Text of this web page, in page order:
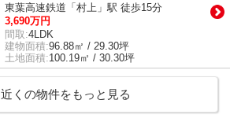
東葉高速鉄道「村上」駅 徒歩15分
3,690万円
間取:4LDK
建物面積:96.88㎡ / 29.30坪
土地面積:100.19㎡ / 30.30坪
近くの物件をもっと見る